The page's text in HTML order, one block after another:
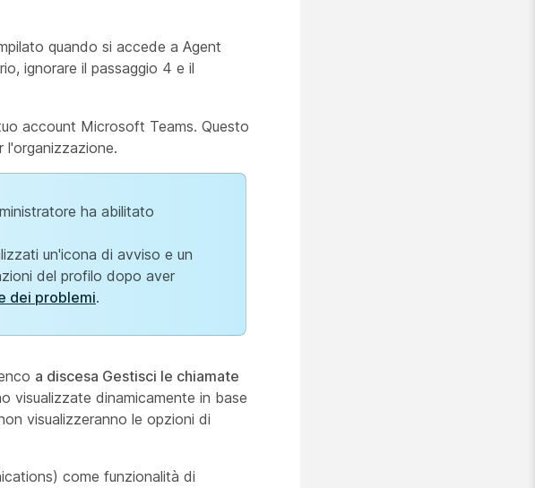
quando si accede a Agent
ignorare il passaggio 4 e il
account Microsoft Teams. Questo
l'organizzazione.
ha abilitato
un'icona di avviso e un
del profilo dopo aver
dei problemi.
a discesa Gestisci le chiamate
visualizzate dinamicamente in base
visualizzeranno le opzioni di
come funzionalità di